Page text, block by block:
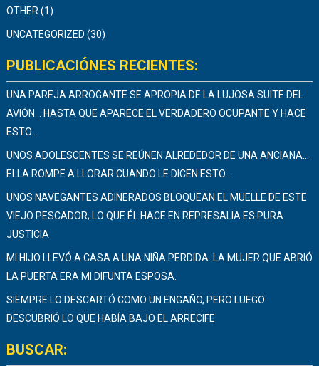
OTHER (1)
UNCATEGORIZED (30)
PUBLICACIÓNES RECIENTES:
UNA PAREJA ARROGANTE SE APROPIA DE LA LUJOSA SUITE DEL
AVIÓN… HASTA QUE APARECE EL VERDADERO OCUPANTE Y HACE
ESTO…
UNOS ADOLESCENTES SE REÚNEN ALREDEDOR DE UNA ANCIANA…
ELLA ROMPE A LLORAR CUANDO LE DICEN ESTO…
UNOS NAVEGANTES ADINERADOS BLOQUEAN EL MUELLE DE ESTE
VIEJO PESCADOR; LO QUE ÉL HACE EN REPRESALIA ES PURA
JUSTICIA
MI HIJO LLEVÓ A CASA A UNA NIÑA PERDIDA. LA MUJER QUE ABRIÓ
LA PUERTA ERA MI DIFUNTA ESPOSA.
SIEMPRE LO DESCARTÓ COMO UN ENGAÑO, PERO LUEGO
DESCUBRIÓ LO QUE HABÍA BAJO EL ARRECIFE
BUSCAR: